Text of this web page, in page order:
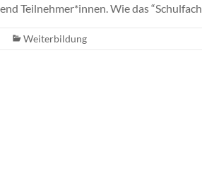
Teilnehmer*innen. Wie das “Schulfach
Weiterbildung